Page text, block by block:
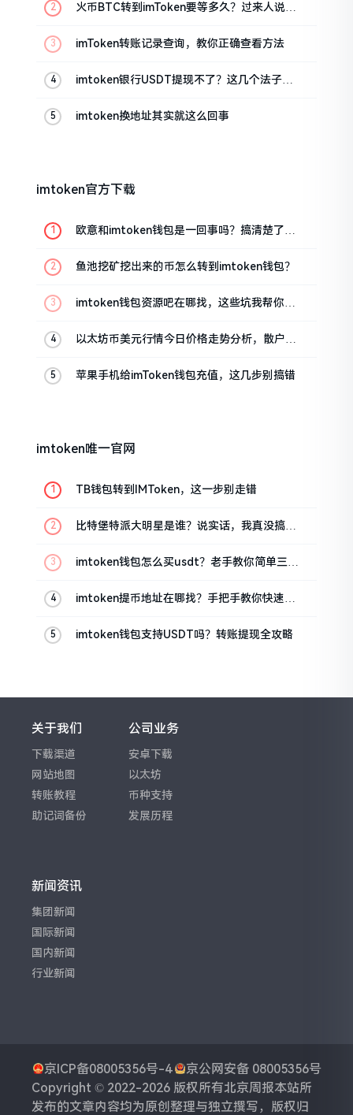
火币BTC转到imToken要等多久？过来人说说
imToken转账记录查询，教你正确查看方法
imtoken银行USDT提现不了？这几个法子能
imtoken换地址其实就这么回事
imtoken官方下载
欧意和imtoken钱包是一回事吗？搞清楚了再
鱼池挖矿挖出来的币怎么转到imtoken钱包？
imtoken钱包资源吧在哪找，这些坑我帮你趟
以太坊币美元行情今日价格走势分析，散户如
苹果手机给imToken钱包充值，这几步别搞错
imtoken唯一官网
TB钱包转到IMToken，这一步别走错
比特堡特派大明星是谁？说实话，我真没搞明
imtoken钱包怎么买usdt？老手教你简单三步
imtoken提币地址在哪找？手把手教你快速查
imtoken钱包支持USDT吗？转账提现全攻略
关于我们
下载渠道
网站地图
转账教程
助记词备份
公司业务
安卓下载
以太坊
币种支持
发展历程
新闻资讯
集团新闻
国际新闻
国内新闻
行业新闻
京ICP备08005356号-4
京公网安备 08005356号
Copyright © 2022-2026 版权所有北京周报本站所
发布的文章内容均为原创整理与独立撰写，版权归